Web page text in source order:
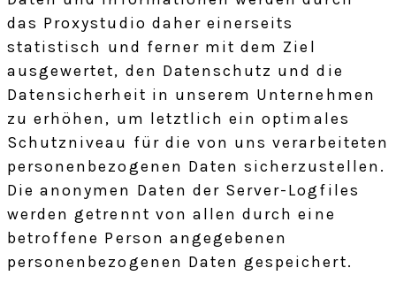
das Proxystudio daher einerseits
statistisch und ferner mit dem Ziel
ausgewertet, den Datenschutz und die
Datensicherheit in unserem Unternehmen
zu erhöhen, um letztlich ein optimales
Schutzniveau für die von uns verarbeiteten
personenbezogenen Daten sicherzustellen.
Die anonymen Daten der Server-Logfiles
werden getrennt von allen durch eine
betroffene Person angegebenen
personenbezogenen Daten gespeichert.